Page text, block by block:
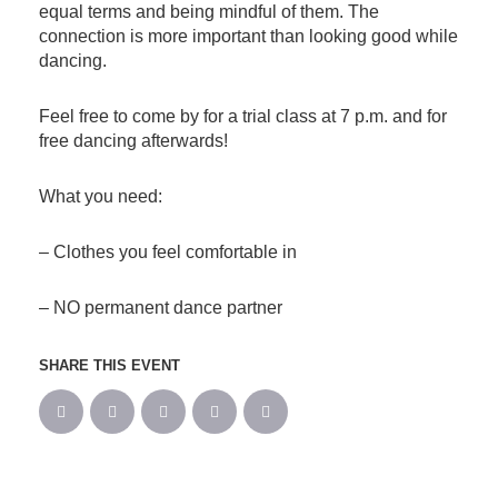
equal terms and being mindful of them. The
connection is more important than looking good while
dancing.
Feel free to come by for a trial class at 7 p.m. and for
free dancing afterwards!
What you need:
– Clothes you feel comfortable in
– NO permanent dance partner
SHARE THIS EVENT